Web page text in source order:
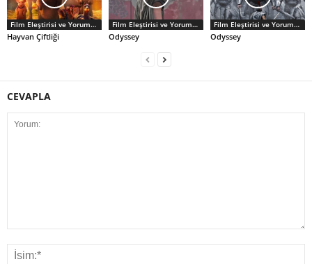
Film Eleştirisi ve Yorumlar
Hayvan Çiftliği
Film Eleştirisi ve Yorumlar
Odyssey
Film Eleştirisi ve Yorumlar
Odyssey
CEVAPLA